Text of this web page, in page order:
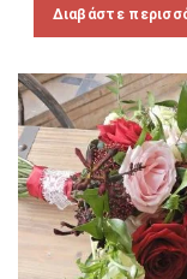
Διαβάστε